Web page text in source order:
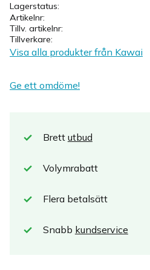
Lagerstatus
Artikelnr
Tillv. artikelnr
Tillverkare
Visa alla produkter från Kawai
Ge ett omdöme!
Brett utbud
Volymrabatt
Flera betalsätt
Snabb kundservice